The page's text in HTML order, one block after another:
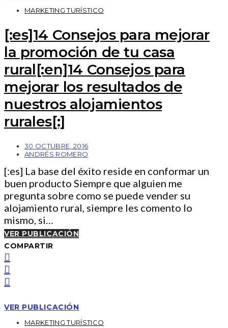
MARKETING TURÍSTICO
[:es]14 Consejos para mejorar
la promoción de tu casa
rural[:en]14 Consejos para
mejorar los resultados de
nuestros alojamientos
rurales[:]
30 OCTUBRE, 2016
ANDRÉS ROMERO
[:es] La base del éxito reside en conformar un
buen producto Siempre que alguien me
pregunta sobre como se puede vender su
alojamiento rural, siempre les comento lo
mismo, si…
VER PUBLICACIÓN
COMPARTIR
VER PUBLICACIÓN
MARKETING TURÍSTICO